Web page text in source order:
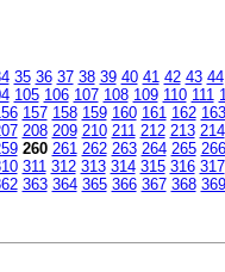
35 36 37 38 39 40 41 42 43 44
105 106 107 108 109 110 111
157 158 159 160 161 162 163
208 209 210 211 212 213 214
260 261 262 263 264 265 266
311 312 313 314 315 316 317
363 364 365 366 367 368 369